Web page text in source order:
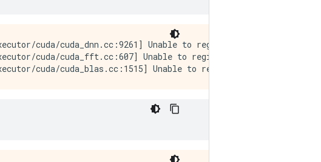
cuda/cuda_dnn.cc:9261] Unable to register cuDNN
cuda/cuda_fft.cc:607] Unable to register cuFFT factory: